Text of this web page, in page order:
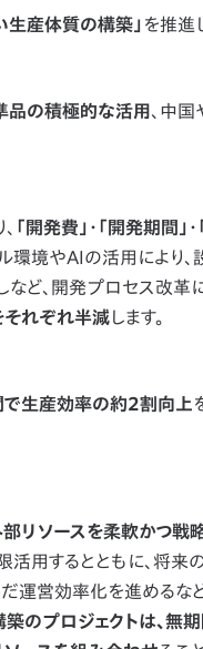
生産体質の構築」 を推進
品の積極的な活用 、中国
「開発費」・「開発期間
環境やAIの活用により、
ど、開発プロセス改革に
それぞれ半減 します。
生産効率の約2割向上
リソースを柔軟かつ戦
用するとともに、将
運営効率化を進めるな
のプロジェクトは、無